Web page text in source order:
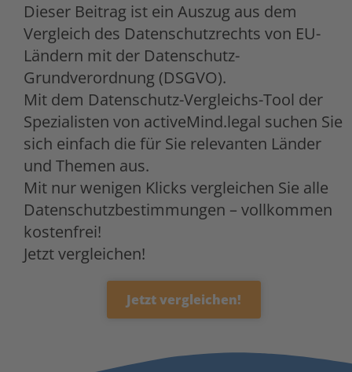
Dieser Beitrag ist ein Auszug aus dem
Vergleich des Datenschutzrechts von EU-
Ländern mit der Datenschutz-
Grundverordnung (DSGVO).
Mit dem Datenschutz-Vergleichs-Tool der
Spezialisten von activeMind.legal suchen Sie
sich einfach die für Sie relevanten Länder
und Themen aus.
Mit nur wenigen Klicks vergleichen Sie alle
Datenschutzbestimmungen – vollkommen
kostenfrei!
Jetzt vergleichen!
Jetzt vergleichen!